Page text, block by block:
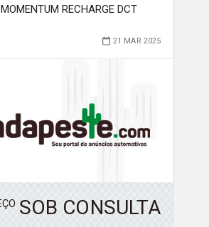
RECHARGE DCT
21 MAR 2025
SOB CONSULTA